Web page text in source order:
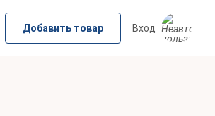
Добавить товар Вход